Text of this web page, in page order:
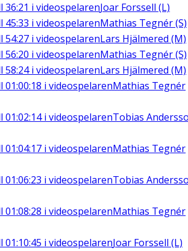
36:21 i videospelarenJoar Forssell (L)
45:33 i videospelarenMathias Tegnér (S)
54:27 i videospelarenLars Hjälmered (M)
56:20 i videospelarenMathias Tegnér (S)
58:24i videospelarenLars Hjälmered (M)
01:00:18 i videospelarenMathias Tegnér
01:02:14i videospelarenTobias
01:04:17 i videospelarenMathias Tegnér
01:06:23 i videospelarenTobias
01:08:28 i videospelarenMathias Tegnér
01:10:45 i videospelarenJoar Forssell (L)